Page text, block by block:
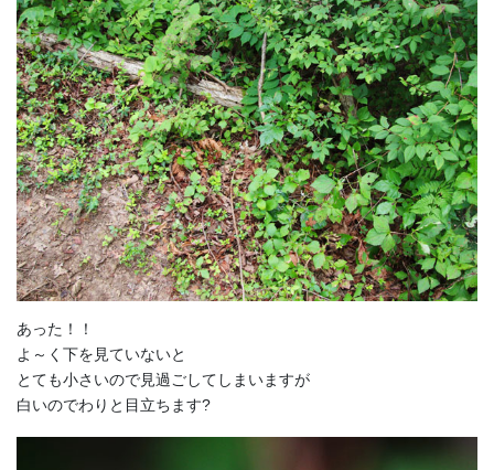
あった！！
よ～く下を見ていないと
とても小さいので見過ごしてしまいますが
白いのでわりと目立ちます?